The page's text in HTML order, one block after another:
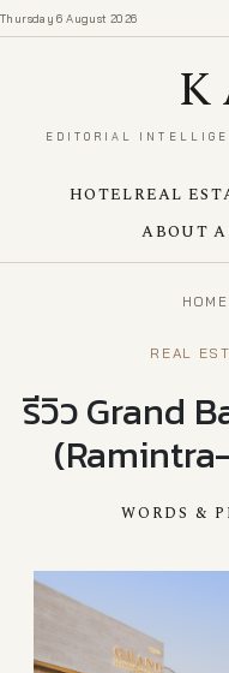
Thursday 6 August 2026
EDITORIAL
HOTELREAL
ABOUT
HOME
REAL
รีวิว Grand
WORDS &